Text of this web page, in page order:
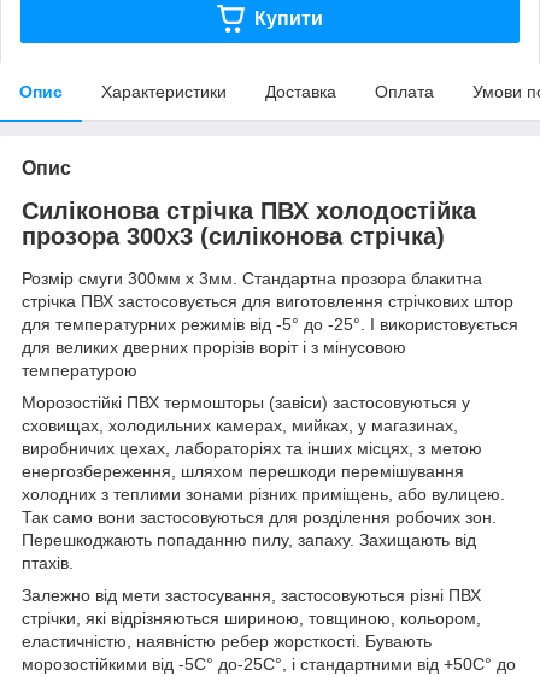
Купити
Опис Характеристики Доставка Оплата Умови
Опис
Силіконова стрічка ПВХ холодостійка
прозора 300х3 (силіконова стрічка)
Розмір смуги 300мм х 3мм. Стандартна прозора блакитна
стрічка ПВХ застосовується для виготовлення стрічкових штор
для температурних режимів від -5° до -25°. І використовується
для великих дверних прорізів воріт і з мінусовою
температурою
Морозостійкі ПВХ термошторы (завіси) застосовуються у
сховищах, холодильних камерах, мийках, у магазинах,
виробничих цехах, лабораторіях та інших місцях, з метою
енергозбереження, шляхом перешкоди перемішування
холодних з теплими зонами різних приміщень, або вулицею.
Так само вони застосовуються для розділення робочих зон.
Перешкоджають попаданню пилу, запаху. Захищають від
птахів.
Залежно від мети застосування, застосовуються різні ПВХ
стрічки, які відрізняються шириною, товщиною, кольором,
еластичністю, наявністю ребер жорсткості. Бувають
морозостійкими від -5С° до-25С°, і стандартними від +50С° до